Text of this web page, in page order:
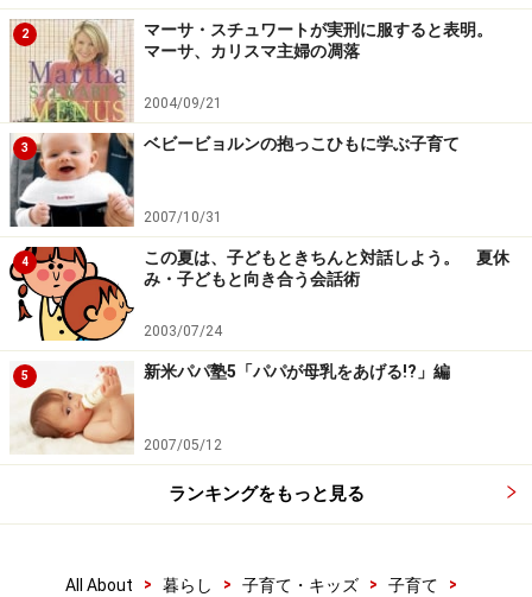
2
マーサ・スチュワートが実刑に服すると表明。
マーサ、カリスマ主婦の凋落
2004/09/21
3 ベビービョルンの抱っこひもに学ぶ子育て
2007/10/31
4
この夏は、子どもときちんと対話しよう。 夏休
み・子どもと向き合う会話術
2003/07/24
5 新米パパ塾5「パパが母乳をあげる!?」編
2007/05/12
ランキングをもっと見る
All About > 暮らし > 子育て・キッズ > 子育て
>